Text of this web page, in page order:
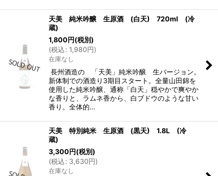
天美 純米吟醸 生原酒 (白天) 720ml (冷
蔵)
1,800円(税別)
(税込: 1,980円)
在庫なし
長州酒造の 「天美」純米吟醸 生バージョン。
新体制での酒造り3期目スタート。全量山田錦を
使用した純米吟醸、通称「白天」穏やかで爽やか
な香りと、ラムネ香から、白ブドウのような甘い
香り。全体的…
天美 特別純米 生原酒 (黒天) 1.8L (冷
蔵)
3,300円(税別)
(税込: 3,630円)
在庫なし